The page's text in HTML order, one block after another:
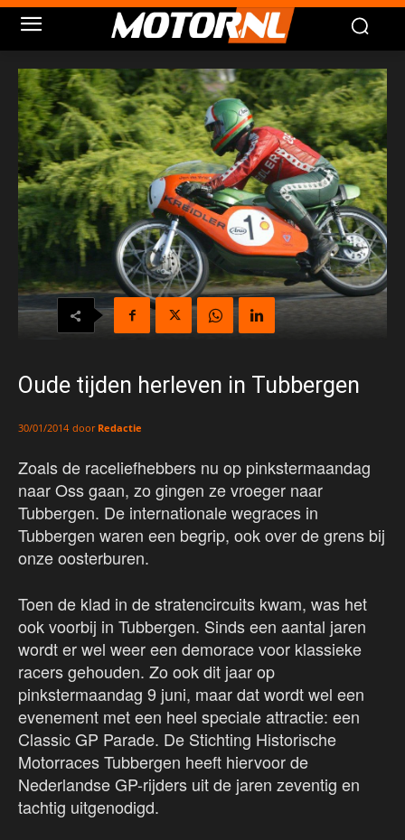
Oude tijden herleven in Tubbergen
30/01/2014 door Redactie
Zoals de raceliefhebbers nu op pinkstermaandag
naar Oss gaan, zo gingen ze vroeger naar
Tubbergen. De internationale wegraces in
Tubbergen waren een begrip, ook over de grens bij
onze oosterburen.
Toen de klad in de stratencircuits kwam, was het
ook voorbij in Tubbergen. Sinds een aantal jaren
wordt er wel weer een demorace voor klassieke
racers gehouden. Zo ook dit jaar op
pinkstermaandag 9 juni, maar dat wordt wel een
evenement met een heel speciale attractie: een
Classic GP Parade. De Stichting Historische
Motorraces Tubbergen heeft hiervoor de
Nederlandse GP-rijders uit de jaren zeventig en
tachtig uitgenodigd.